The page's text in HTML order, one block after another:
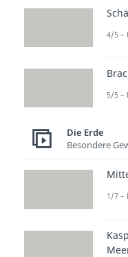
Der
wie
wofür
du auf
4/5 –
5/5 –
Die Erde
Besondere
1/7 –